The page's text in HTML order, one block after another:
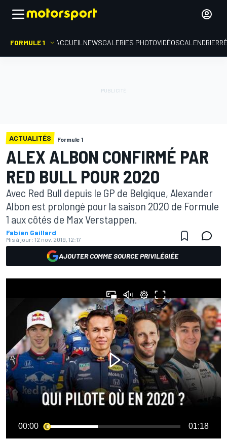
FORMULE 1 ACCUEIL NEWSGALERIES PHOTOVIDÉOSCALENDRIER
ACTUALITÉS Formule 1
ALEX ALBON CONFIRMÉ PAR
RED BULL POUR 2020
Avec Red Bull depuis le GP de Belgique, Alexander
Albon est prolongé pour la saison 2020 de Formule
1 aux côtés de Max Verstappen.
Fabien Gaillard
Mis à jour: 12 nov. 2019, 12:17
AJOUTER COMME SOURCE PRIVILÉGIÉE
00:00 01:18